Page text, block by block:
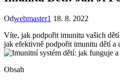
Odwebmaster1 18. 8. 2022
Víte, jak podpořit imunitu vašich
jak efektivně podpořit imunitu dětí a
Obsah